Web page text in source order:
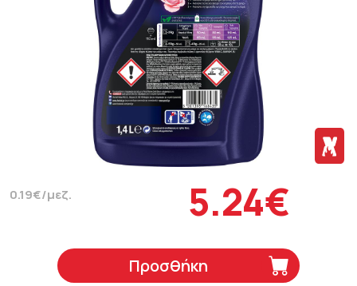
0.19€/μεζ. 5.24€
Προσθήκη